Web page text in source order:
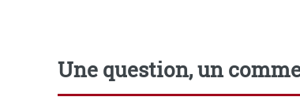
Une question, un